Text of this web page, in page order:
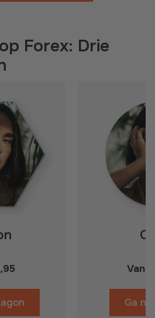
Forex: Drie
Vanaf
Ga